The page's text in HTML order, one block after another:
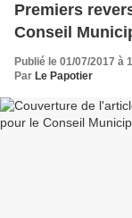
Premiers
Conseil
Publié le 01/07/2017 à
Par Le Papotier